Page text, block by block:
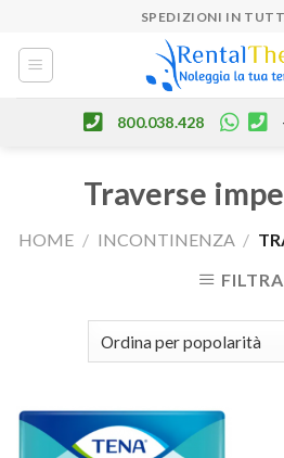
content
SPEDIZIONI IN
800.038.428
Traverse
HOME / INCONTINENZA /
FILTRA